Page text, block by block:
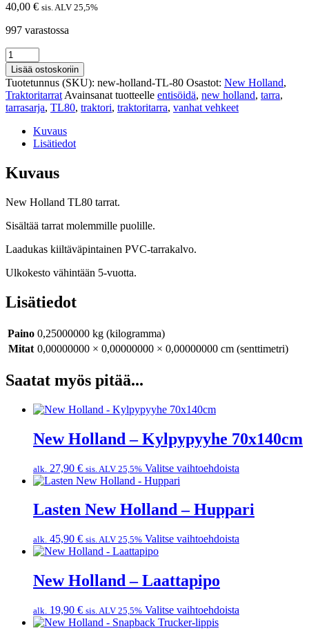
40,00 € sis. ALV 25,5%
997 varastossa
Lisää ostoskoriin
Tuotetunnus (SKU): new-holland-TL-80 Osastot: New Holland,
Traktoritarrat Avainsanat tuotteelle entisöidä, new holland, tarra,
tarrasarja, TL80, traktori, traktoritarra, vanhat vehkeet
Kuvaus
Lisätiedot
Kuvaus
New Holland TL80 tarrat.
Sisältää tarrat molemmille puolille.
Laadukas kiiltäväpintainen PVC-tarrakalvo.
Ulkokesto vähintään 5-vuotta.
Lisätiedot
Paino 0,25000000 kg (kilogramma)
Mitat 0,00000000 × 0,00000000 × 0,00000000 cm (senttimetri)
Saatat myös pitää...
New Holland – Kylpypyyhe 70x140cm
alk. 27,90 € sis. ALV 25,5% Valitse vaihtoehdoista
Lasten New Holland – Huppari
alk. 45,90 € sis. ALV 25,5% Valitse vaihtoehdoista
New Holland – Laattapipo
alk. 19,90 € sis. ALV 25,5% Valitse vaihtoehdoista